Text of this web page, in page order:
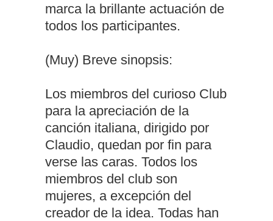
marca la brillante actuación de
todos los participantes.
(Muy) Breve sinopsis:
Los miembros del curioso Club
para la apreciación de la
canción italiana, dirigido por
Claudio, quedan por fin para
verse las caras. Todos los
miembros del club son
mujeres, a excepción del
creador de la idea. Todas han